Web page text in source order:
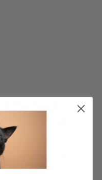
Skin - hår
kg
med lang pels,